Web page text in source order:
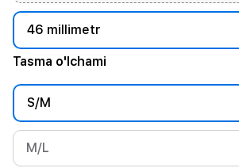
46 millimetr
Tasma o'lchami
S/M
M/L